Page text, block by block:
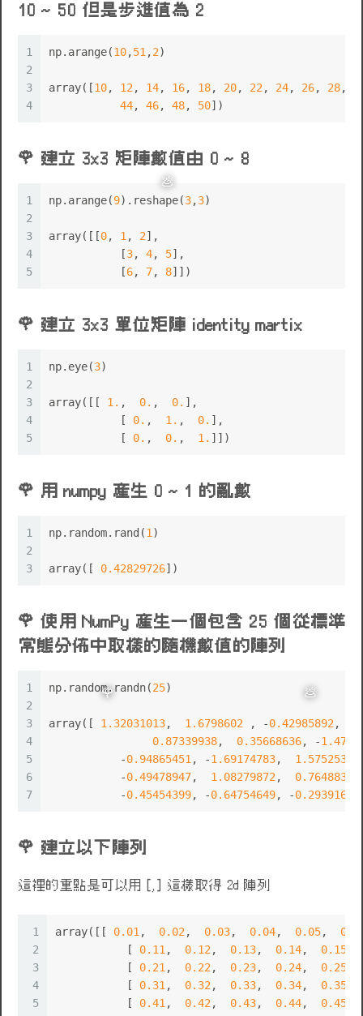
10 ~ 50 但是步進值為 2
1
2
3
4
np.arange(10,51 ,2)
array([10, 12 , 14, 16, 18, 20, 22 , 24, 26, 28,
44, 46, 48, 50
建立 3x3 矩陣數值由 0 ~ 8
1
2
3
4
5
np.arange(9).reshape(3,3)
array([[0, 1 , 2],
	   [
3, 4, 5],
	   [
6, 7, 8]])
建立 3x3 單位矩陣 identity martix
1
2
3
4
5
np.eye(3)
array([[ 1. , 0. , 0. ],
	   [
0. , 1. , 0. ],
	   [
0. , 0. , 1. ]])
用 numpy 產生 0 ~ 1 的亂數
1
2
3
np.random.rand(1 )
array([ 0.42829726])
使用 NumPy 產生一個包含 25 個從標準
常態分佈中取樣的隨機數值的陣列
1
2
3
4
5
6
7
np.random.randn(25)
array([ 1.32031013, 1.6798602 , -0.42985892 , -
0.87339938, 0.35668636, -
	   -
0.94865451 , -1.69174783, 1.57525349
	   -
0.49478947, 1.08279872 , 0.76488333
	   -
0.45454399, -0.64754649, -0.29391671
建立以下陣列
這裡的重點是可以用 [,] 這樣取得 2d 陣列
1
2
3
4
5
array([[ 0.01 , 0.02 , 0.03, 0.04, 0.05,
	   [
0.11 , 0.12 , 0.13, 0.14, 0.15
	   [
0.21 , 0.22 , 0.23, 0.24, 0.25
	   [
0.31 , 0.32 , 0.33, 0.34, 0.35
	   [
0.41 , 0.42 , 0.43, 0.44, 0.45
🌹
💩
💩